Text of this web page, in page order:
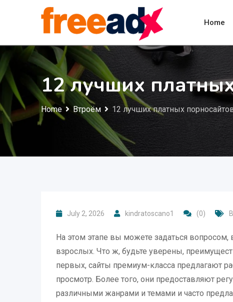
Home
12 лучших
Home Втроём 12 лучших платных
July 2, 2026 kindratoscano1 (0)
На этом этапе вы можете задаться вопросом,
взрослых. Что ж, будьте уверены,
первых, сайты премиум-класса предлагают
просмотр. Более того, они предоставляют
различными жанрами и темами и часто